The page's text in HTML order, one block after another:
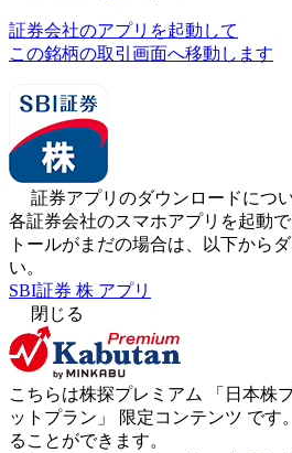
証券会社のアプリを起動して
この銘柄の取引画面へ移動します
証券アプリのダウンロードにつ
各証券会社のスマホアプリを起動
トールがまだの場合は、以下から
い。
SBI証券 株 アプリ
閉じる
こちらは株探プレミアム 「 日本株
ットプラン 」 限定コンテンツ です
ることができます。